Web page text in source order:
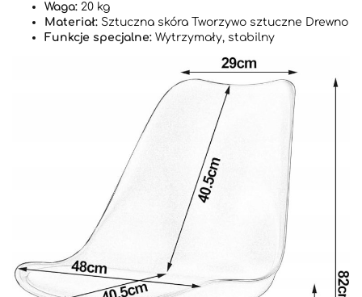
Waga: 20 kg
Materiał: Sztuczna skóra Tworzywo sztuczne Drewno
Funkcje specjalne: ‎Wytrzymały, stabilny